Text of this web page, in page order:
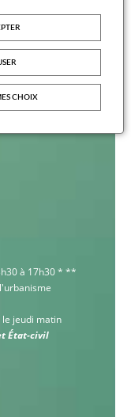
Val
à 17h30 * **
jeudi matin
État-civil
CHOIX